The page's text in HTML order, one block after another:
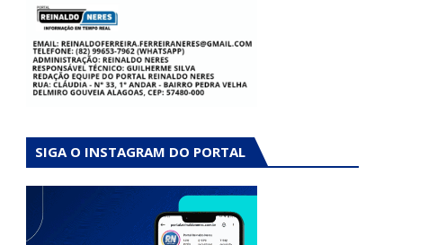
SIGA O INSTAGRAM DO PORTAL